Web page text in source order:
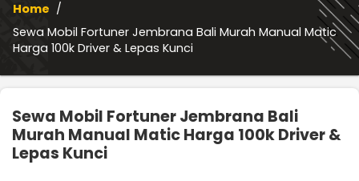
Home /
Sewa Mobil Fortuner Jembrana Bali Murah Manual Matic
Harga 100k Driver & Lepas Kunci
Sewa Mobil Fortuner Jembrana Bali
Murah Manual Matic Harga 100k Driver &
Lepas Kunci